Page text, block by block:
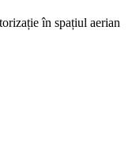
în spațiul aerian